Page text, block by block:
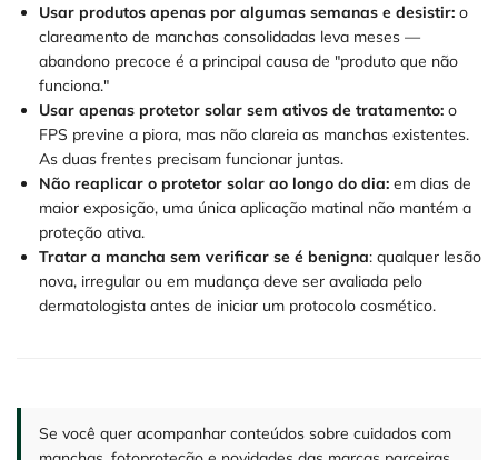
Usar produtos apenas por algumas semanas e desistir: o
clareamento de manchas consolidadas leva meses —
abandono precoce é a principal causa de "produto que não
funciona."
Usar apenas protetor solar sem ativos de tratamento: o
FPS previne a piora, mas não clareia as manchas existentes.
As duas frentes precisam funcionar juntas.
Não reaplicar o protetor solar ao longo do dia: em dias de
maior exposição, uma única aplicação matinal não mantém a
proteção ativa.
Tratar a mancha sem verificar se é benigna: qualquer lesão
nova, irregular ou em mudança deve ser avaliada pelo
dermatologista antes de iniciar um protocolo cosmético.
Se você quer acompanhar conteúdos sobre cuidados com